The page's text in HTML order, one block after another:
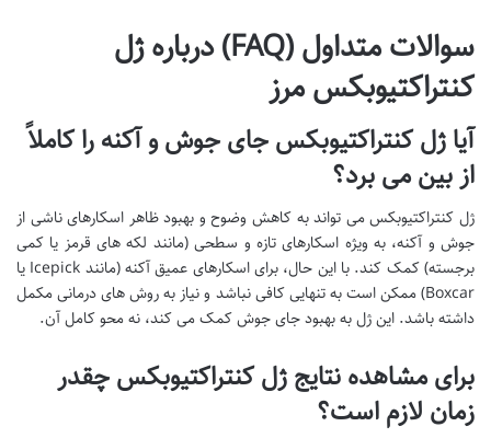
سوالات متداول (FAQ) درباره ژل
کنتراکتیوبکس مرز
آیا ژل کنتراکتیوبکس جای جوش و آکنه را کاملاً
از بین می برد؟
ژل کنتراکتیوبکس می تواند به کاهش وضوح و بهبود ظاهر اسکارهای ناشی از
جوش و آکنه، به ویژه اسکارهای تازه و سطحی (مانند لکه های قرمز یا کمی
برجسته) کمک کند. با این حال، برای اسکارهای عمیق آکنه (مانند Icepick یا
Boxcar) ممکن است به تنهایی کافی نباشد و نیاز به روش های درمانی مکمل
داشته باشد. این ژل به بهبود جای جوش کمک می کند، نه محو کامل آن.
برای مشاهده نتایج ژل کنتراکتیوبکس چقدر
زمان لازم است؟